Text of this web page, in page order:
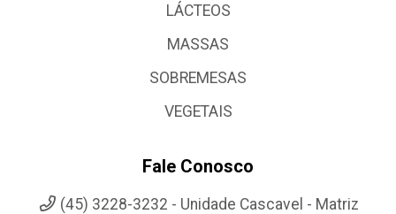
LÁCTEOS
MASSAS
SOBREMESAS
VEGETAIS
Fale Conosco
(45) 3228-3232 - Unidade Cascavel - Matriz